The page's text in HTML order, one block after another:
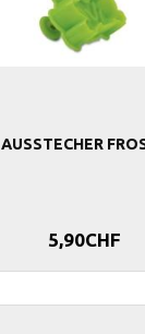
AUSSTECHER
5,90CHF